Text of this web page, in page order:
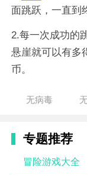
面跳跃，一直到
2.每一次成功的
悬崖就可以有多
币。
游戏玩法
越往后难度是更
无病毒
专题推荐
冒险游戏大全